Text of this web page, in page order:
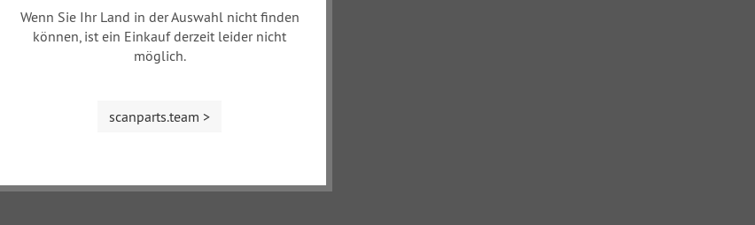
Wenn Sie Ihr Land in der Auswahl nicht finden
können, ist ein Einkauf derzeit leider nicht
möglich.
scanparts.team >